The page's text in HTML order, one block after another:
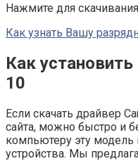
Нажмите для
Как узнать Вашу
Как
10
Если скачать драйвер
сайта, можно быстро и
компьютеру эту
устройства. Мы